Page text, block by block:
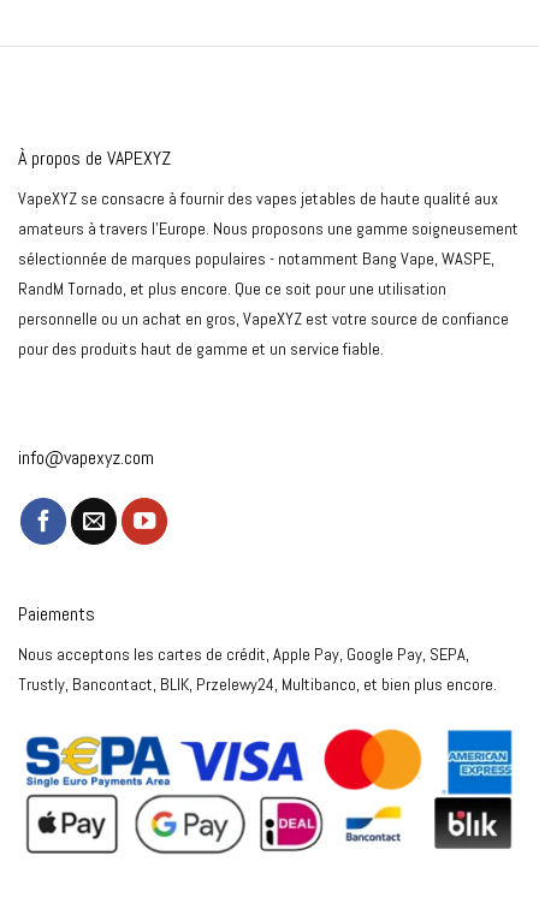
À propos de VAPEXYZ
VapeXYZ se consacre à fournir des vapes jetables de haute qualité aux
amateurs à travers l'Europe. Nous proposons une gamme soigneusement
sélectionnée de marques populaires - notamment Bang Vape, WASPE,
RandM Tornado, et plus encore. Que ce soit pour une utilisation
personnelle ou un achat en gros, VapeXYZ est votre source de confiance
pour des produits haut de gamme et un service fiable.
info@vapexyz.com
Paiements
Nous acceptons les cartes de crédit, Apple Pay, Google Pay, SEPA,
Trustly, Bancontact, BLIK, Przelewy24, Multibanco, et bien plus encore.